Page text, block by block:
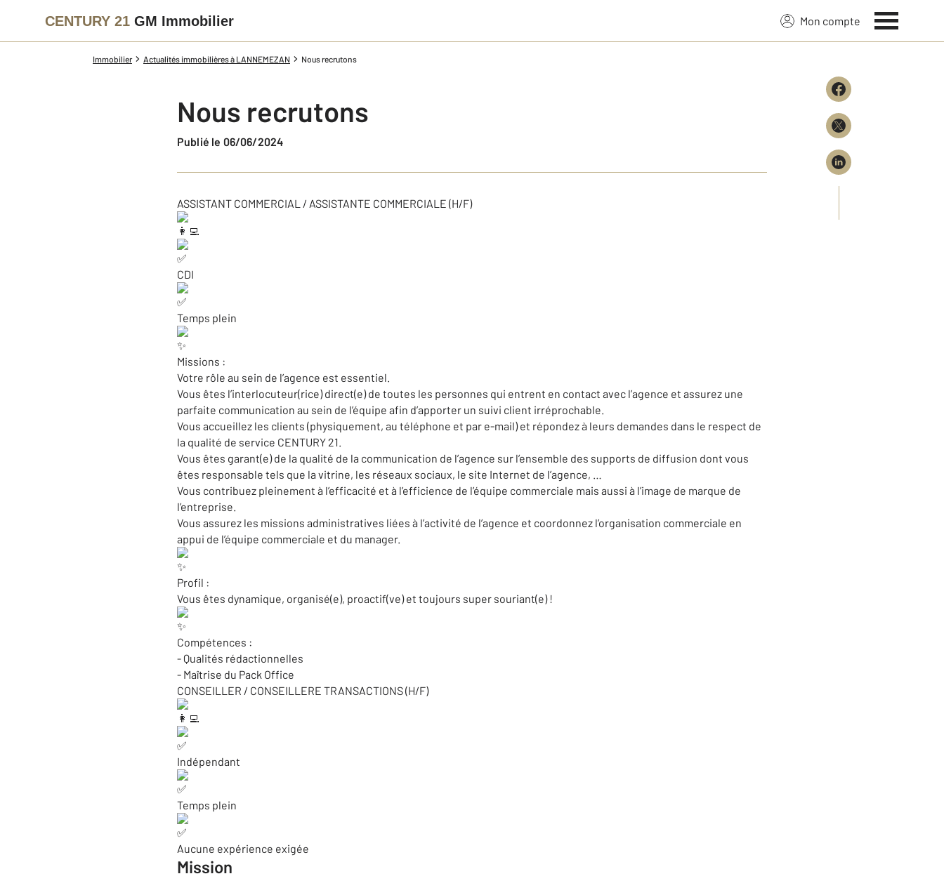
CENTURY 21 GM Immobilier Mon compte
Immobilier Actualités immobilières à LANNEMEZAN Nous recrutons
Nous recrutons
Publié le 06/06/2024
ASSISTANT COMMERCIAL / ASSISTANTE COMMERCIALE (H/F)
CDI
Temps plein
Missions :
Votre rôle au sein de l’agence est essentiel.
Vous êtes l’interlocuteur(rice) direct(e) de toutes les personnes qui entrent en contact avec l’agence et assurez une
parfaite communication au sein de l’équipe afin d’apporter un suivi client irréprochable.
Vous accueillez les clients (physiquement, au téléphone et par e-mail) et répondez à leurs demandes dans le respect de
la qualité de service CENTURY 21.
Vous êtes garant(e) de la qualité de la communication de l’agence sur l’ensemble des supports de diffusion dont vous
êtes responsable tels que la vitrine, les réseaux sociaux, le site Internet de l’agence, …
Vous contribuez pleinement à l’efficacité et à l’efficience de l’équipe commerciale mais aussi à l’image de marque de
l’entreprise.
Vous assurez les missions administratives liées à l’activité de l’agence et coordonnez l’organisation commerciale en
appui de l’équipe commerciale et du manager.
Profil :
Vous êtes dynamique, organisé(e), proactif(ve) et toujours super souriant(e) !
Compétences :
- Qualités rédactionnelles
- Maîtrise du Pack Office
CONSEILLER / CONSEILLERE TRANSACTIONS (H/F)
Indépendant
Temps plein
Aucune expérience exigée
Mission